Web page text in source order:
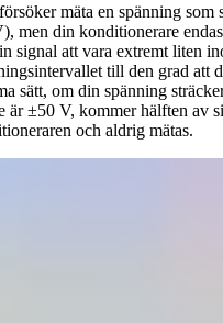
mäta en spänning som
men din konditionerare
signal att vara extremt liten
till den grad att
sätt, om din spänning
är ±50 V, kommer hälften av
och aldrig mätas.